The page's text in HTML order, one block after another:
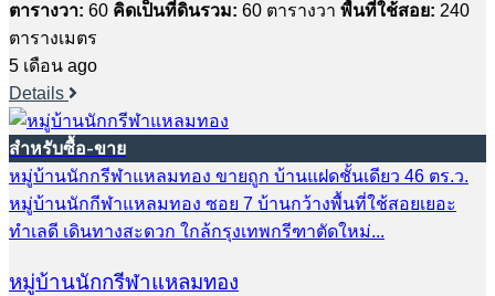
ตารางวา: 60 คิดเป็นที่ดินรวม: 60 ตารางวา พื้นที่ใช้สอย: 240
ตารางเมตร
5 เดือน ago
Details
สำหรับซื้อ-ขาย
หมู่บ้านนักกรีฬาแหลมทอง ขายถูก บ้านแฝดชั้นเดียว 46 ตร.ว.
หมู่บ้านนักกีฬาแหลมทอง ซอย 7 บ้านกว้างพื้นที่ใช้สอยเยอะ
ทำเลดี เดินทางสะดวก ใกล้กรุงเทพกรีฑาตัดใหม่...
หมู่บ้านนักกรีฬาแหลมทอง